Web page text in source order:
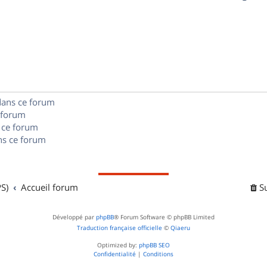
e
ce forum
forum
ce forum
Accueil forum
Développé par phpBB® Forum Software © phpBB Limited
Traduction française officielle © Qiaeru
Optimized by: phpBB SEO
Confidentialité | Conditions